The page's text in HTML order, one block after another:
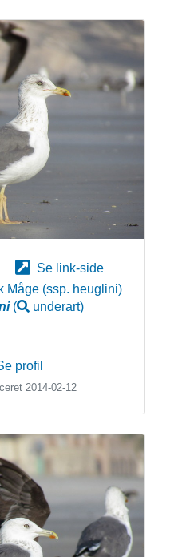
Se link-side
Måge (ssp. heuglini)
( underart)
profil
2014-02-12